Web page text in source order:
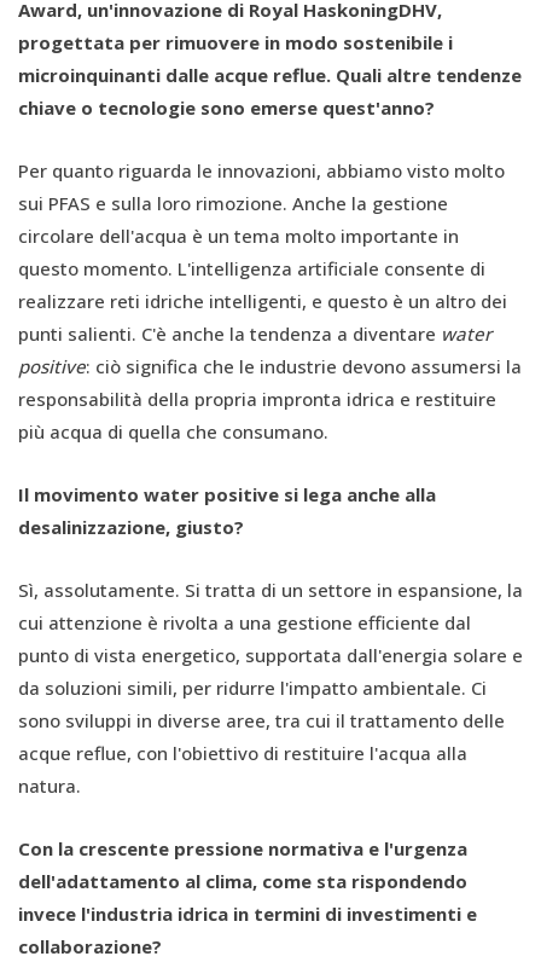
Award, un'innovazione di Royal HaskoningDHV,
progettata per rimuovere in modo sostenibile i
microinquinanti dalle acque reflue. Quali altre tendenze
chiave o tecnologie sono emerse quest'anno?
Per quanto riguarda le innovazioni, abbiamo visto molto
sui PFAS e sulla loro rimozione. Anche la gestione
circolare dell'acqua è un tema molto importante in
questo momento. L'intelligenza artificiale consente di
realizzare reti idriche intelligenti, e questo è un altro dei
punti salienti. C'è anche la tendenza a diventare water
positive: ciò significa che le industrie devono assumersi la
responsabilità della propria impronta idrica e restituire
più acqua di quella che consumano.
Il movimento water positive si lega anche alla
desalinizzazione, giusto?
Sì, assolutamente. Si tratta di un settore in espansione, la
cui attenzione è rivolta a una gestione efficiente dal
punto di vista energetico, supportata dall'energia solare e
da soluzioni simili, per ridurre l'impatto ambientale. Ci
sono sviluppi in diverse aree, tra cui il trattamento delle
acque reflue, con l'obiettivo di restituire l'acqua alla
natura.
Con la crescente pressione normativa e l'urgenza
dell'adattamento al clima, come sta rispondendo
invece l'industria idrica in termini di investimenti e
collaborazione?